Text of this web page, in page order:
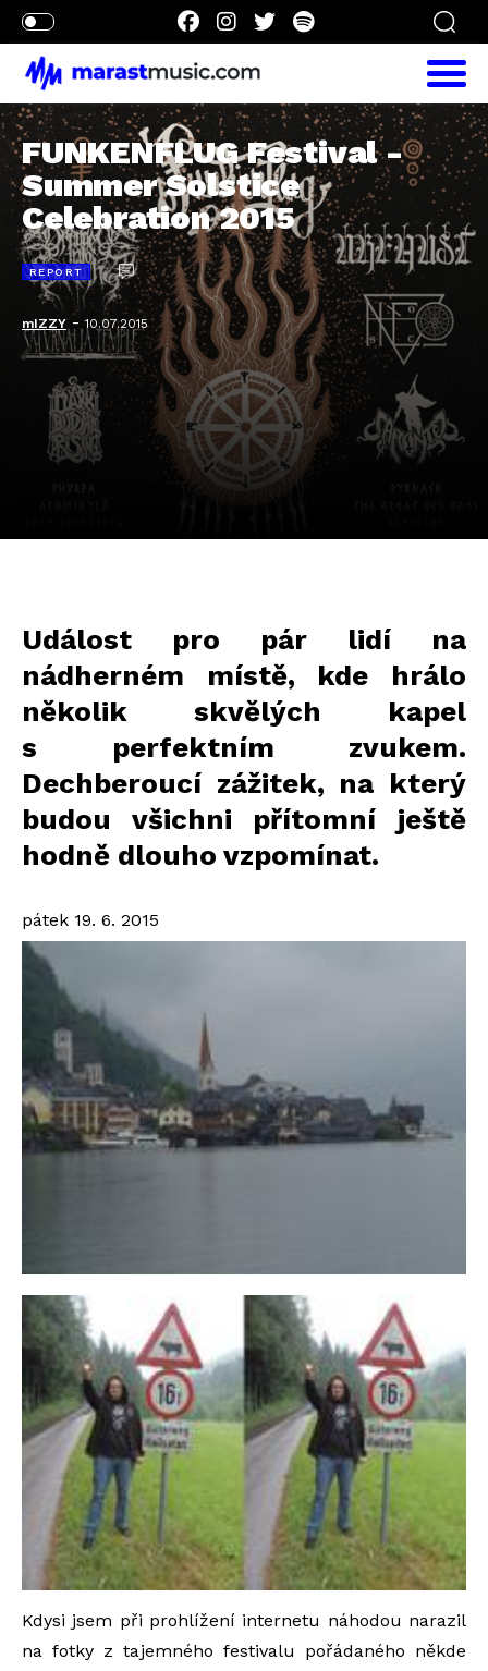
FUNKENFLUG Festival -
Summer Solstice
Celebration 2015
REPORT
mIZZY -10.07.2015
Událost pro pár lidí na
nádherném místě, kde hrálo
několik skvělých kapel
s perfektním zvukem.
Dechberoucí zážitek, na který
budou všichni přítomní ještě
hodně dlouho vzpomínat.
pátek 19. 6. 2015
Kdysi jsem při prohlížení internetu náhodou narazil
na fotky z tajemného festivalu pořádaného někde